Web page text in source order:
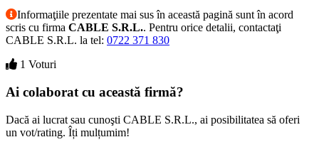
Informaţiile prezentate mai sus în această pagină sunt în acord
scris cu firma CABLE S.R.L.. Pentru orice detalii, contactaţi
CABLE S.R.L. la tel: 0722 371 830
1 Voturi
Ai colaborat cu această firmă?
Dacă ai lucrat sau cunoşti CABLE S.R.L., ai posibilitatea să oferi
un vot/rating. Îți mulțumim!